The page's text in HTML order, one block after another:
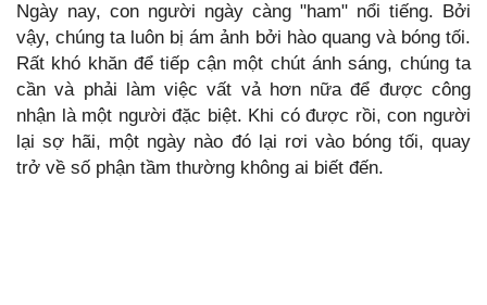
Ngày nay, con người ngày càng "ham" nổi tiếng. Bởi
vậy, chúng ta luôn bị ám ảnh bởi hào quang và bóng tối.
Rất khó khăn để tiếp cận một chút ánh sáng, chúng ta
cần và phải làm việc vất vả hơn nữa để được công
nhận là một người đặc biệt. Khi có được rồi, con người
lại sợ hãi, một ngày nào đó lại rơi vào bóng tối, quay
trở về số phận tầm thường không ai biết đến.